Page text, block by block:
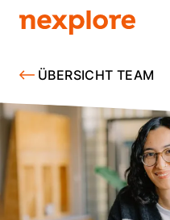
ÜBERSICHT TEAM